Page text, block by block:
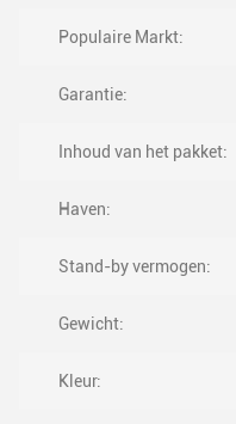
Populaire Markt:
Garantie:
Inhoud van het pakket:
Haven:
Stand-by vermogen:
Gewicht:
Kleur: